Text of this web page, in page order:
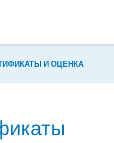
И ОЦЕНКА